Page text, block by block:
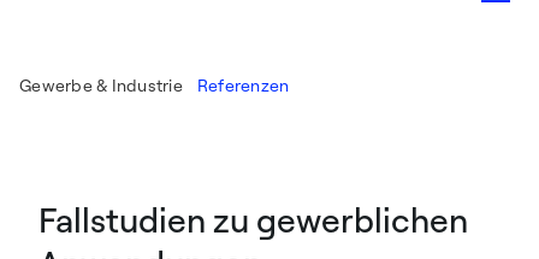
Gewerbe & Industrie Referenzen
Fallstudien zu gewerblichen